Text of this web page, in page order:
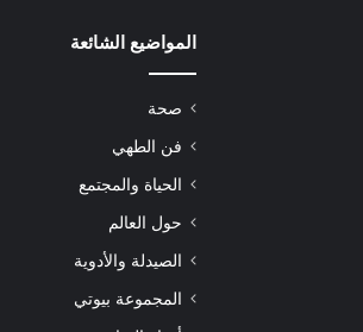
المواضيع الشائعة
صحة
فن الطهي
الحياة والمجتمع
حول العالم
الصيدلة والأدوية
المجموعة بيوتي